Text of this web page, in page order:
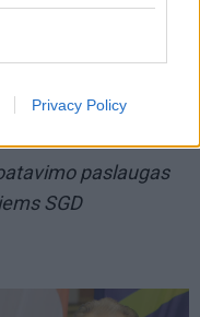
Privacy Policy
tris
Klaipėdoje,
terminalų
paslaugas
SGD